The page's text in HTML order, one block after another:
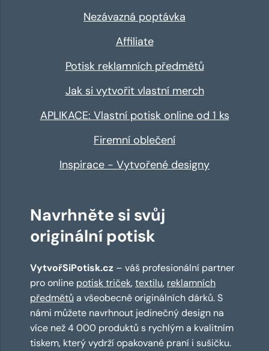
Nezávazná poptávka
Affiliate
Potisk reklamních předmětů
Jak si vytvořit vlastní merch
APLIKACE: Vlastní potisk online od 1 ks
Firemní oblečení
Inspirace - Vytvořené designy
Navrhněte si svůj
originální potisk
VytvořSiPotisk.cz – váš profesionální partner
pro online potisk triček,textilu, reklamních
předmětů a všeobecně originálních dárků. S
námi můžete navrhnout jedinečný design na
více než 4 000 produktů s rychlým a kvalitním
tiskem, který vydrží opakované praní i sušičku.